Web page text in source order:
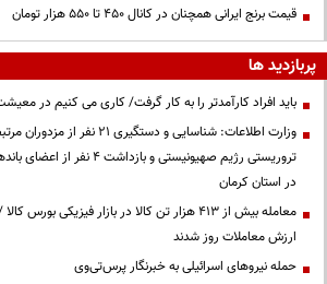
قیمت‌ برنج ایرانی همچنان در کانال ۴۵۰ تا ۵۵۰ هزار تومان
پربازدید ها
باید افراد کارآمدتر را به کار گرفت/ کاری می کنیم در
وزارت اطلاعات: شناسایی و
تروریستی رژیم صهیونیستی و
در استان کرمان
معامله بیش از ۴۱۳ هزار تن کالا در بازار فیزیکی
ارزش معاملات روز شدند
حمله نیروهای اسرائیلی به خبرنگار پرس‌تی‌وی